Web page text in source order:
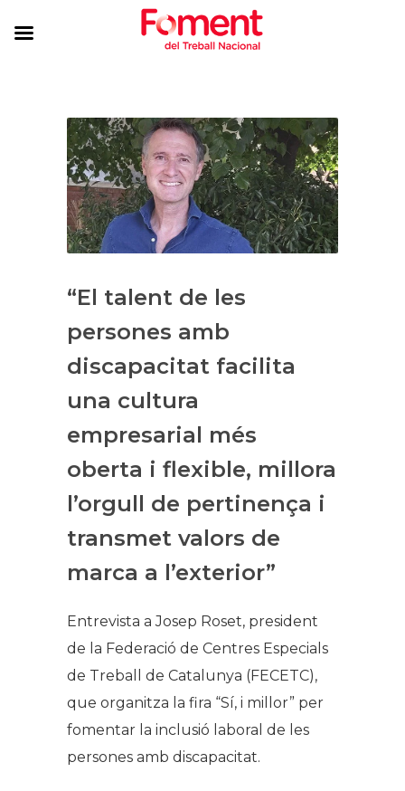
“El talent de les
persones amb
discapacitat facilita
una cultura
empresarial més
oberta i flexible, millora
l’orgull de pertinença i
transmet valors de
marca a l’exterior”
Entrevista a Josep Roset, president
de la Federació de Centres Especials
de Treball de Catalunya (FECETC),
que organitza la fira “Sí, i millor” per
fomentar la inclusió laboral de les
persones amb discapacitat.